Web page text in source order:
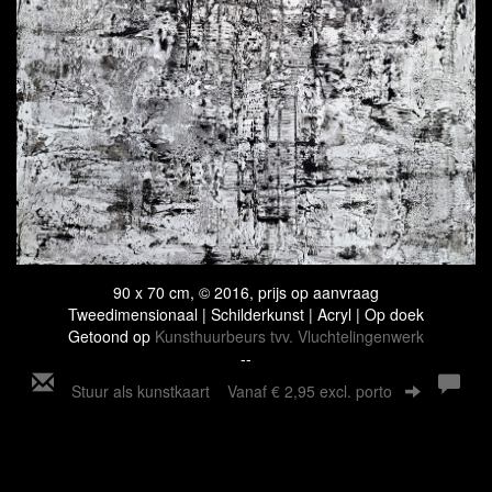
90 x 70 cm, © 2016, prijs op aanvraag
Tweedimensionaal | Schilderkunst | Acryl | Op doek
Getoond op Kunsthuurbeurs tvv. Vluchtelingenwerk
--
Stuur als kunstkaart Vanaf € 2,95 excl. porto